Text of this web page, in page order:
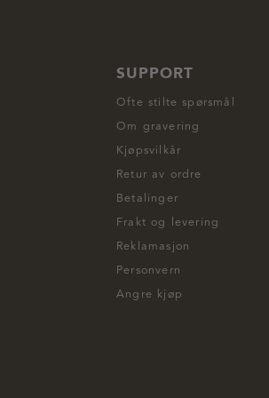
SUPPORT
Ofte stilte spørsmål
Om gravering
Kjøpsvilkår
Retur av ordre
Betalinger
Frakt og levering
Reklamasjon
Personvern
Angre kjøp